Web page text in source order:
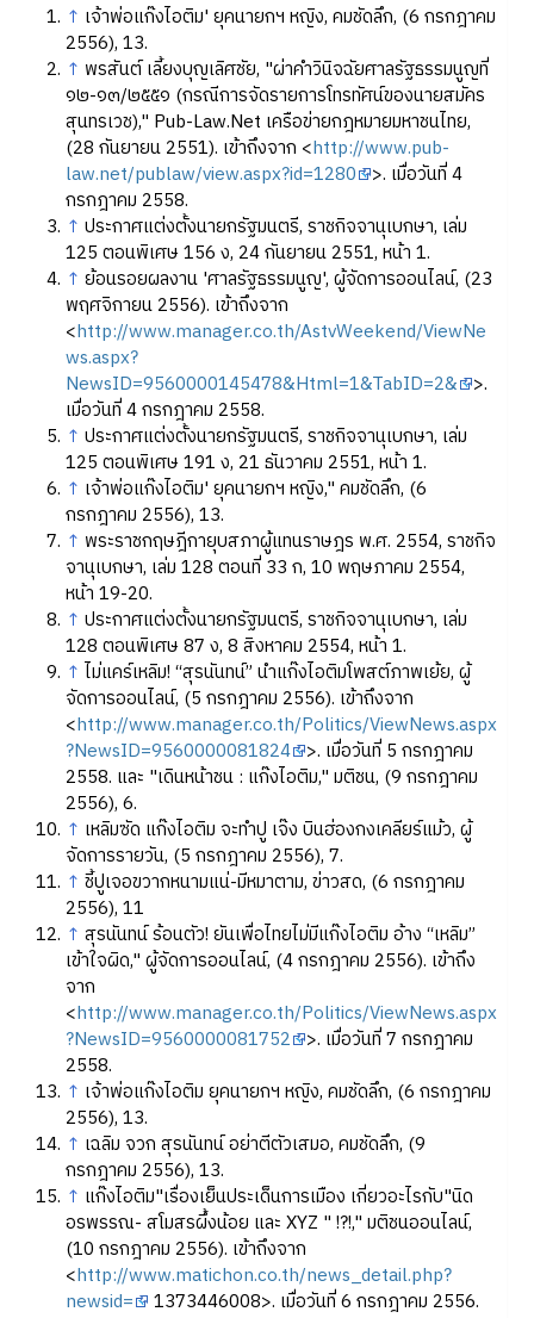
↑ เจ้าพ่อแก๊งไอติม' ยุคนายกฯ หญิง, คมชัดลึก, (6 กรกฎาคม
2556), 13.
↑ พรสันต์ เลี้ยงบุญเลิศชัย, "ผ่าคำวินิจฉัยศาลรัฐธรรมนูญที่
๑๒-๑๓/๒๕๕๑ (กรณีการจัดรายการโทรทัศน์ของนายสมัคร
สุนทรเวช)," Pub-Law.Net เครือข่ายกฎหมายมหาชนไทย,
(28 กันยายน 2551). เข้าถึงจาก <http://www.pub-
law.net/publaw/view.aspx?id=1280 >. เมื่อวันที่ 4
กรกฎาคม 2558.
↑ ประกาศแต่งตั้งนายกรัฐมนตรี, ราชกิจจานุเบกษา, เล่ม
125 ตอนพิเศษ 156 ง, 24 กันยายน 2551, หน้า 1.
↑ ย้อนรอยผลงาน 'ศาลรัฐธรรมนูญ', ผู้จัดการออนไลน์, (23
พฤศจิกายน 2556). เข้าถึงจาก
<http://www.manager.co.th/AstvWeekend/ViewNe
ws.aspx?
NewsID=9560000145478&Html=1&TabID=2& >.
เมื่อวันที่ 4 กรกฎาคม 2558.
↑ ประกาศแต่งตั้งนายกรัฐมนตรี, ราชกิจจานุเบกษา, เล่ม
125 ตอนพิเศษ 191 ง, 21 ธันวาคม 2551, หน้า 1.
↑ เจ้าพ่อแก๊งไอติม' ยุคนายกฯ หญิง," คมชัดลึก, (6
กรกฎาคม 2556), 13.
↑ พระราชกฤษฎีกายุบสภาผู้แทนราษฎร พ.ศ. 2554, ราชกิจ
จานุเบกษา, เล่ม 128 ตอนที่ 33 ก, 10 พฤษภาคม 2554,
หน้า 19-20.
↑ ประกาศแต่งตั้งนายกรัฐมนตรี, ราชกิจจานุเบกษา, เล่ม
128 ตอนพิเศษ 87 ง, 8 สิงหาคม 2554, หน้า 1.
↑ ไม่แคร์เหลิม! “สุรนันทน์” นำแก๊งไอติมโพสต์ภาพเย้ย, ผู้
จัดการออนไลน์, (5 กรกฎาคม 2556). เข้าถึงจาก
<http://www.manager.co.th/Politics/ViewNews.aspx
?NewsID=9560000081824 >. เมื่อวันที่ 5 กรกฎาคม
2558. และ "เดินหน้าชน : แก๊งไอติม," มติชน, (9 กรกฎาคม
2556), 6.
↑ เหลิมซัด แก๊งไอติม จะทำปู เจ๊ง บินฮ่องกงเคลียร์แม้ว, ผู้
จัดการรายวัน, (5 กรกฎาคม 2556), 7.
↑ ชี้ปูเจอขวากหนามแน่-มีหมาตาม, ข่าวสด, (6 กรกฎาคม
2556), 11
↑ สุรนันทน์ ร้อนตัว! ยันเพื่อไทยไม่มีแก๊งไอติม อ้าง “เหลิม”
เข้าใจผิด," ผู้จัดการออนไลน์, (4 กรกฎาคม 2556). เข้าถึง
จาก
<http://www.manager.co.th/Politics/ViewNews.aspx
?NewsID=9560000081752 >. เมื่อวันที่ 7 กรกฎาคม
2558.
↑ เจ้าพ่อแก๊งไอติม ยุคนายกฯ หญิง, คมชัดลึก, (6 กรกฎาคม
2556), 13.
↑ เฉลิม จวก สุรนันทน์ อย่าตีตัวเสมอ, คมชัดลึก, (9
กรกฎาคม 2556), 13.
↑ แก๊งไอติม"เรื่องเย็นประเด็นการเมือง เกี่ยวอะไรกับ"นิด
อรพรรณ- สโมสรผึ้งน้อย และ XYZ " !?!," มติชนออนไลน์,
(10 กรกฎาคม 2556). เข้าถึงจาก
<http://www.matichon.co.th/news_detail.php?
newsid=
1373446008>. เมื่อวันที่ 6 กรกฎาคม 2556.